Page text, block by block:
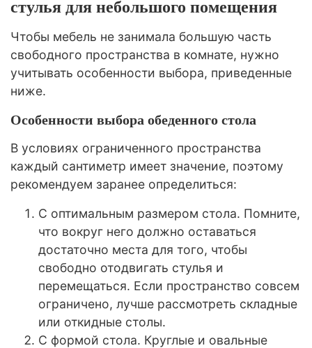
стулья для небольшого помещения
Чтобы мебель не занимала большую часть
свободного пространства в комнате, нужно
учитывать особенности выбора, приведенные
ниже.
Особенности выбора обеденного стола
В условиях ограниченного пространства
каждый сантиметр имеет значение, поэтому
рекомендуем заранее определиться:
С оптимальным размером стола. Помните,
что вокруг него должно оставаться
достаточно места для того, чтобы
свободно отодвигать стулья и
перемещаться. Если пространство совсем
ограничено, лучше рассмотреть складные
или откидные столы.
С формой стола. Круглые и овальные